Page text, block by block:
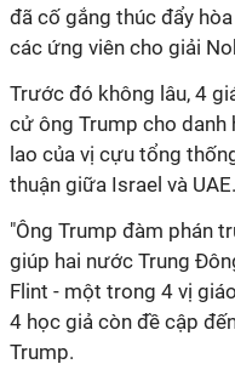
đã cố gắng thúc đẩy
các ứng viên cho giải
Trước đó không lâu, 4
cử ông Trump cho danh
lao của vị cựu tổng
thuận giữa Israel và UAE.
"Ông Trump đàm phán
giúp hai nước Trung
Flint - một trong 4 vị
4 học giả còn đề cập
Trump.